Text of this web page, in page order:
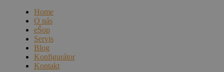
Home
O nás
eŠop
Servis
Blog
Konfigurátor
Kontakt